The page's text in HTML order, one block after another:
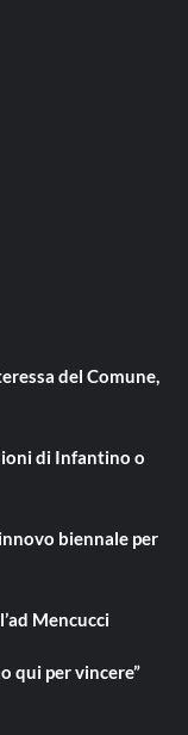
del Comune,
di Infantino o
biennale per
Mencucci
qui per vincere”